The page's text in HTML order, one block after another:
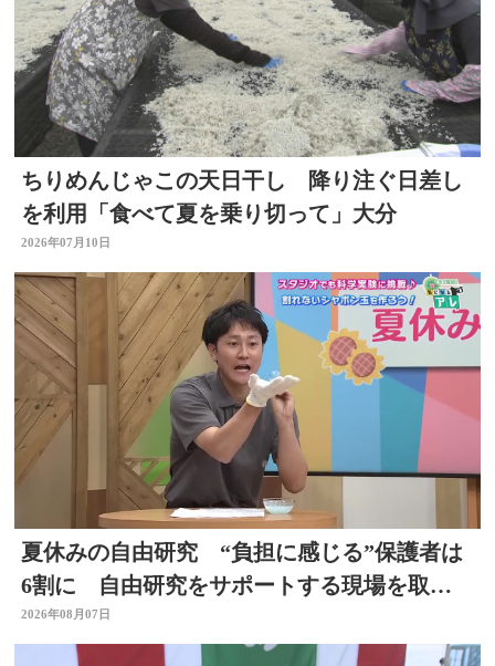
ちりめんじゃこの天日干し 降り注ぐ日差し
を利用「食べて夏を乗り切って」大分
2026年07月10日
夏休みの自由研究 “負担に感じる”保護者は
6割に 自由研究をサポートする現場を取
材 スタジオで「割れないシャボン玉」づく
りも
2026年08月07日